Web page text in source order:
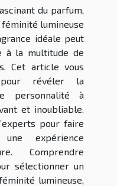
du parfum,
lumineuse
idéale peut
à la multitude de
Cet article vous
révéler la
personnalité à
et inoubliable.
pour faire
expérience
Comprendre
sélectionner un
lumineuse,